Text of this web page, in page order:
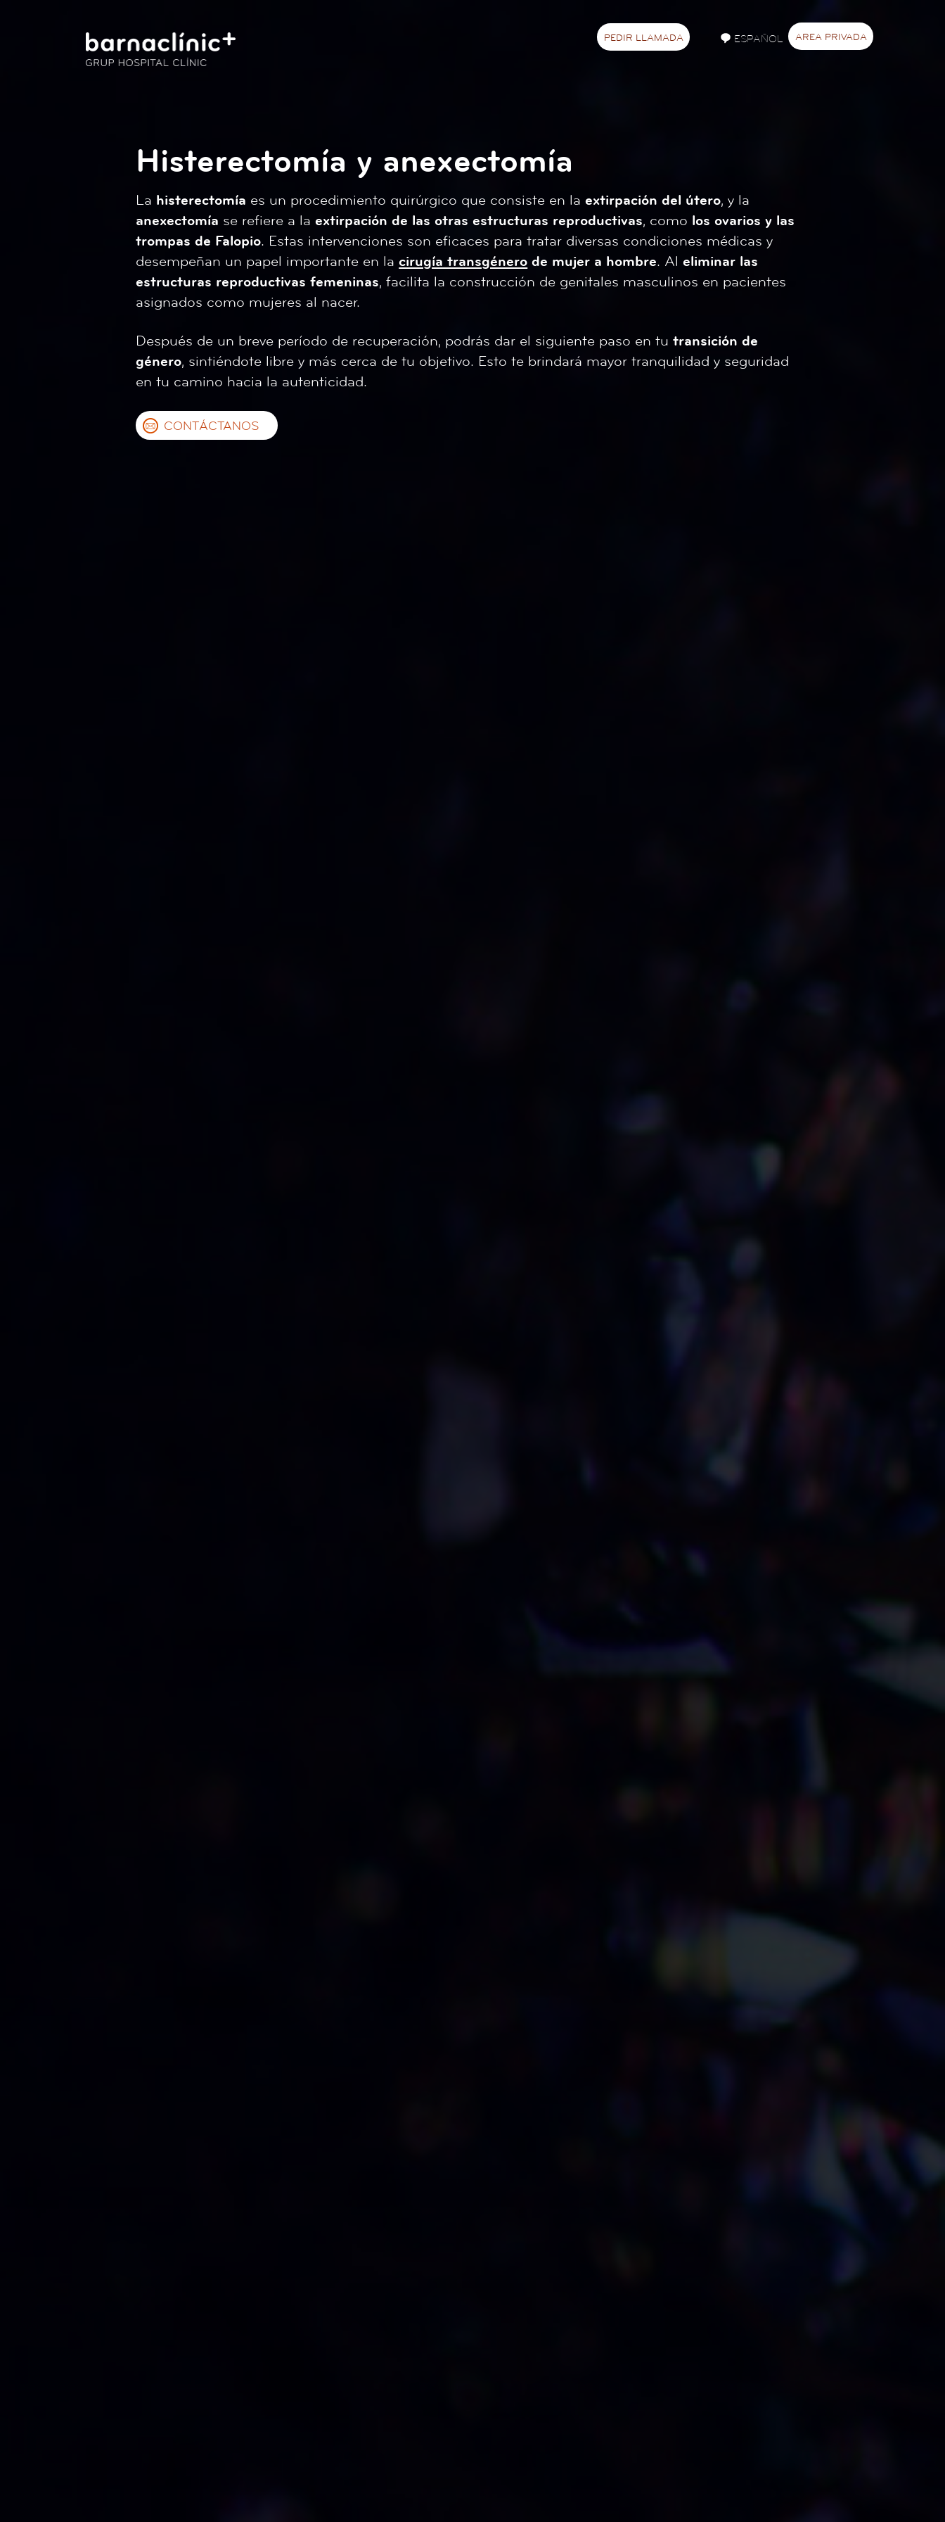
PEDIR LLAMADA ESPAÑOL AREA PRIVADA
Histerectomía y anexectomía
La histerectomía es un procedimiento quirúrgico que consiste en laextirpación del útero, y la
anexectomía se refiere a laextirpación de las otras estructuras reproductivas, como los ovarios y las
trompas de Falopio. Estas intervenciones son eficaces para tratar diversas condiciones médicas y
desempeñan un papel importante en lacirugía transgénero de mujer a hombre. Aleliminar las
estructuras reproductivas femeninas, facilita la construcción de genitales masculinos en pacientes
asignados como mujeres al nacer.
Después de un breve período de recuperación, podrás dar el siguiente paso en tutransición de
género, sintiéndote libre y más cerca de tu objetivo. Esto te brindará mayor tranquilidad y seguridad
en tu camino hacia la autenticidad.
CONTÁCTANOS